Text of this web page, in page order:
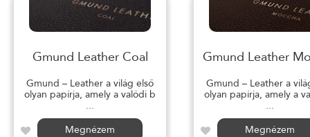
Gmund Leather Coal
Gmund – Leather a világ első
olyan papírja, amely a valódi b
...
Megnézem
Gmund Leather
Gmund – Leather a
olyan papírja, amely a
...
Megnézem